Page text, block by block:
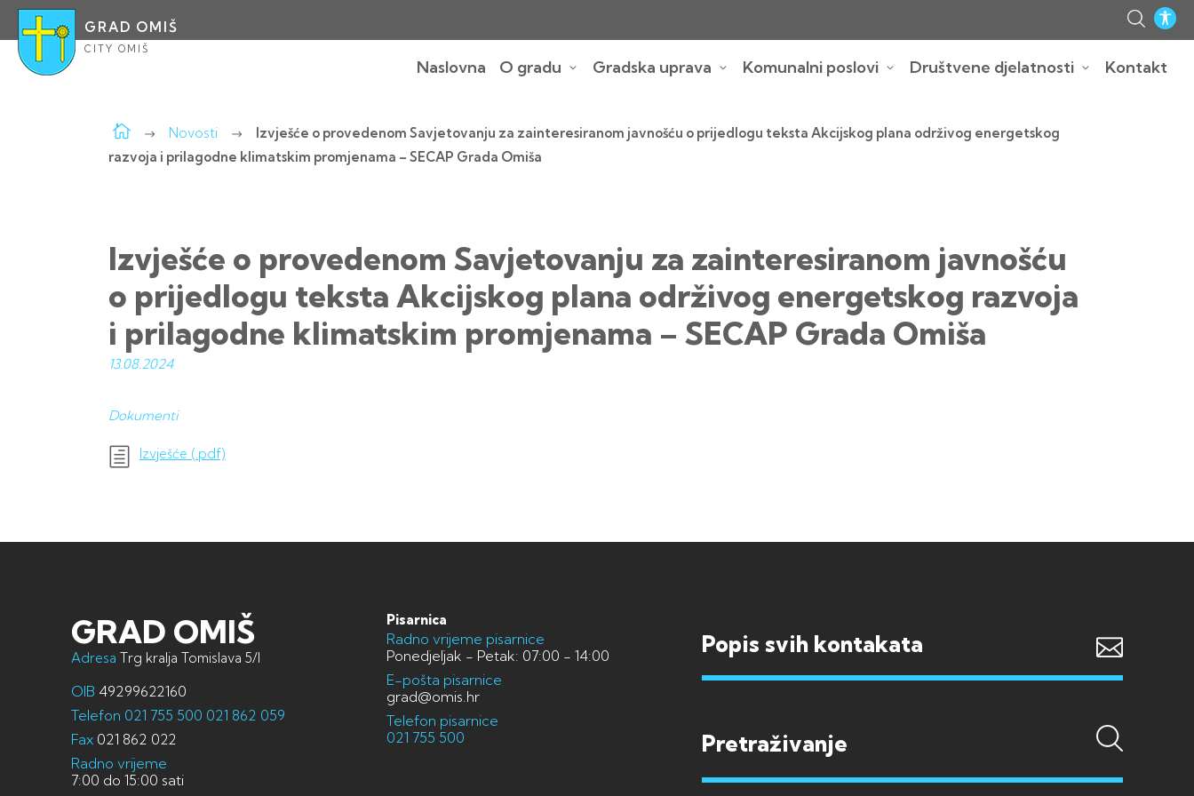
GRAD OMIŠ
CITY OMIŠ
Naslovna O gradu Gradska uprava Komunalni poslovi Društvene djelatnosti Kontakt
Novosti
Izvješće o provedenom Savjetovanju za zainteresiranom javnošću o prijedlogu teksta Akcijskog plana održivog energetskog
razvoja i prilagodne klimatskim promjenama – SECAP Grada Omiša
Izvješće o provedenom Savjetovanju za zainteresiranom javnošću
o prijedlogu teksta Akcijskog plana održivog energetskog razvoja
i prilagodne klimatskim promjenama – SECAP Grada Omiša
13.08.2024
Dokumenti
Izvješće (.pdf)
GRAD OMIŠ
Adresa Trg kralja Tomislava 5/I
OIB 49299622160
Telefon 021 755 500 021 862 059
Fax 021 862 022
Radno vrijeme
7:00 do 15:00 sati
Pisarnica
Radno vrijeme pisarnice
Ponedjeljak - Petak: 07:00 - 14:00
E-pošta pisarnice
grad@omis.hr
Telefon pisarnice
021 755 500
Popis svih kontakata